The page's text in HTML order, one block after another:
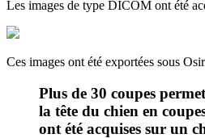
Les images de type DICOM ont été
Ces images ont été exportées sous
Plus de 30 coupes
la tête du chien en
ont été acquises sur un